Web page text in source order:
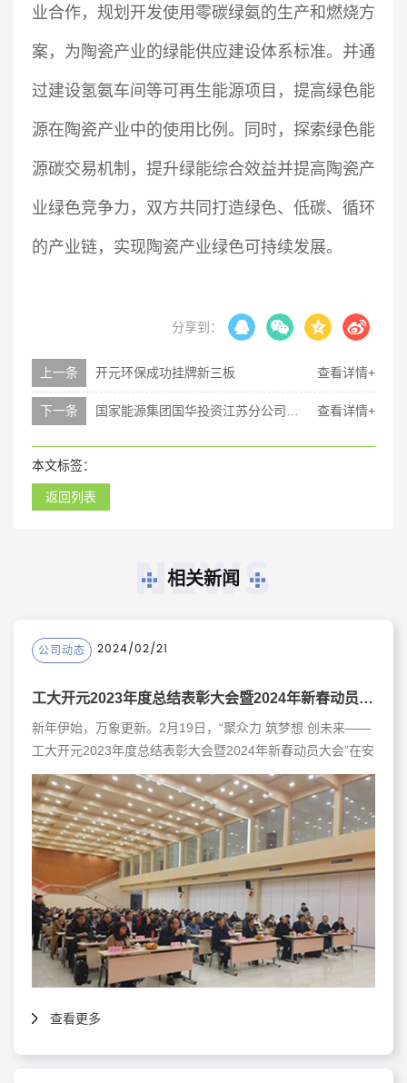
业合作，规划开发使用零碳绿氨的生产和燃烧方
案，为陶瓷产业的绿能供应建设体系标准。并通
过建设氢氨车间等可再生能源项目，提高绿色能
源在陶瓷产业中的使用比例。同时，探索绿色能
源碳交易机制，提升绿能综合效益并提高陶瓷产
业绿色竞争力，双方共同打造绿色、低碳、循环
的产业链，实现陶瓷产业绿色可持续发展。
分享到：
上一条 查看详情+
开元环保成功挂牌新三板
下一条 查看详情+
国家能源集团国华投资江苏分公司来访工大开元，共筑绿色发展之路
本文标签：
返回列表
相关新闻
NEWS
公司动态 2024/02/21
工大开元2023年度总结表彰大会暨2024年新春动员大会圆满落幕
新年伊始，万象更新。2月19日，“聚众力 筑梦想 创未来——
工大开元2023年度总结表彰大会暨2024年新春动员大会”在安
徽滁州隆重举行。近200名员工欢聚一堂，在热烈的气氛中共
襄盛会。
查看更多